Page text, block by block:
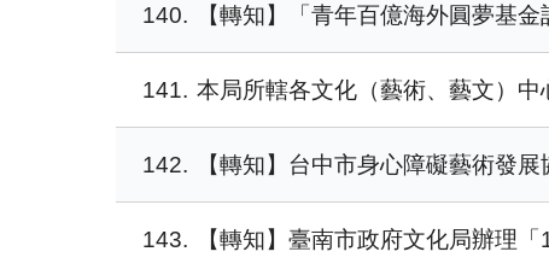
140 【轉知】「青年百億海外圓夢基金
141 本局所轄各文化（藝術、藝文）
142 【轉知】台中市身心障礙藝術發
143 【轉知】臺南市政府文化局辦理